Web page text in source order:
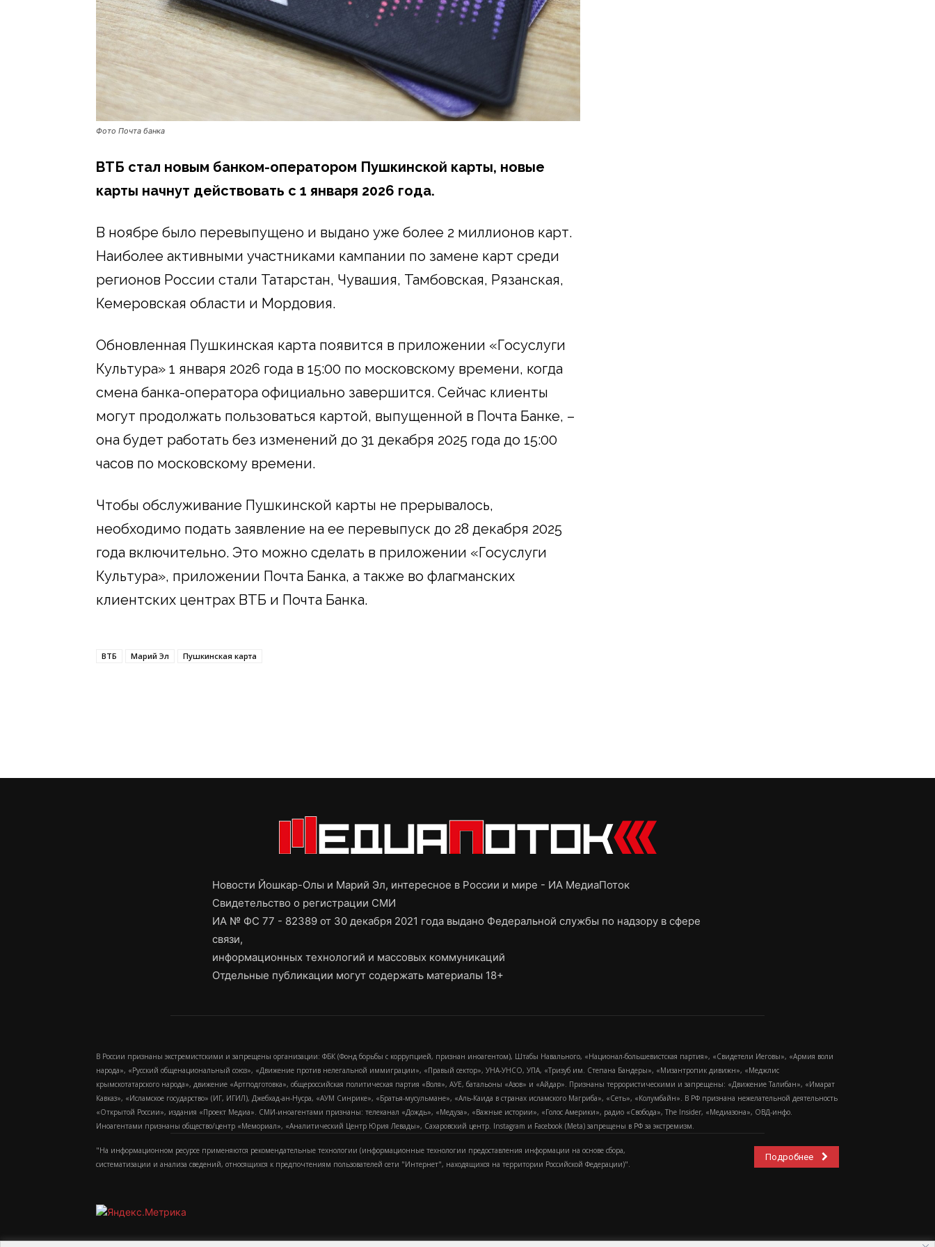
Фото Почта банка
ВТБ стал новым банком-оператором Пушкинской карты, новые
карты начнут действовать с 1 января 2026 года.
В ноябре было перевыпущено и выдано уже более 2 миллионов карт.
Наиболее активными участниками кампании по замене карт среди
регионов России стали Татарстан, Чувашия, Тамбовская, Рязанская,
Кемеровская области и Мордовия.
Обновленная Пушкинская карта появится в приложении «Госуслуги
Культура» 1 января 2026 года в 15:00 по московскому времени, когда
смена банка-оператора официально завершится. Сейчас клиенты
могут продолжать пользоваться картой, выпущенной в Почта Банке, –
она будет работать без изменений до 31 декабря 2025 года до 15:00
часов по московскому времени.
Чтобы обслуживание Пушкинской карты не прерывалось,
необходимо подать заявление на ее перевыпуск до 28 декабря 2025
года включительно. Это можно сделать в приложении «Госуслуги
Культура», приложении Почта Банка, а также во флагманских
клиентских центрах ВТБ и Почта Банка.
ВТБ Марий Эл Пушкинская карта
Новости Йошкар-Олы и Марий Эл, интересное в России и мире - ИА МедиаПоток
Свидетельство о регистрации СМИ
ИА № ФС 77 - 82389 от 30 декабря 2021 года выдано Федеральной службы по надзору в сфере
связи,
информационных технологий и массовых коммуникаций
Отдельные публикации могут содержать материалы 18+
В России признаны экстремистскими и запрещены организации: ФБК (Фонд борьбы с коррупцией, признан иноагентом), Штабы Навального, «Национал-большевистская партия», «Свидетели Иеговы», «Армия воли
народа», «Русский общенациональный союз», «Движение против нелегальной иммиграции», «Правый сектор», УНА-УНСО, УПА, «Тризуб им. Степана Бандеры», «Мизантропик дивижн», «Меджлис
крымскотатарского народа», движение «Артподготовка», общероссийская политическая партия «Воля», АУЕ, батальоны «Азов» и «Айдар». Признаны террористическими и запрещены: «Движение Талибан», «Имарат
Кавказ», «Исламское государство» (ИГ, ИГИЛ), Джебхад-ан-Нусра, «АУМ Синрике», «Братья-мусульмане», «Аль-Каида в странах исламского Магриба», «Сеть», «Колумбайн». В РФ признана нежелательной деятельность
«Открытой России», издания «Проект Медиа». СМИ-иноагентами признаны: телеканал «Дождь», «Медуза», «Важные истории», «Голос Америки», радио «Свобода», The Insider, «Медиазона», ОВД-инфо.
Иноагентами признаны общество/центр «Мемориал», «Аналитический Центр Юрия Левады», Сахаровский центр. Instagram и Facebook (Metа) запрещены в РФ за экстремизм.
"На информационном ресурсе применяются рекомендательные технологии (информационные технологии предоставления информации на основе сбора,
систематизации и анализа сведений, относящихся к предпочтениям пользователей сети "Интернет", находящихся на территории Российской Федерации)".
Подробнее